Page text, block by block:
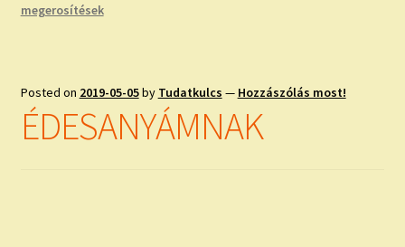
megerosítések
Posted on 2019-05-05by Tudatkulcs — Hozzászólás most!
ÉDESANYÁMNAK